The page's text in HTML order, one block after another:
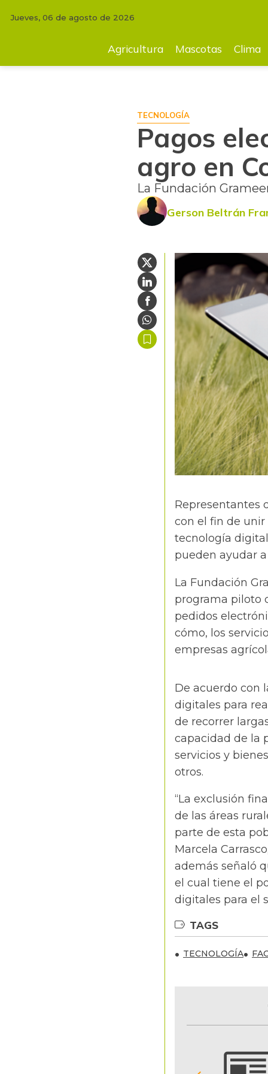
Pagos electrónicos para apalancar el agro en
Jueves, 06 de agosto de 2026
Agricultura Mascotas Clima
TECNOLOGÍA
Pagos
agro en
La Fundación
Gerson Beltrán
Representantes
con el fin de unir
tecnología
pueden ayudar
La Fundación
programa piloto
pedidos
cómo, los
empresas
De acuerdo con
digitales para
de recorrer
capacidad de la
servicios y
otros.
“La exclusión
de las áreas
parte de esta
Marcela
además señaló
el cual tiene el
digitales para el
TAGS
TECNOLOGÍA